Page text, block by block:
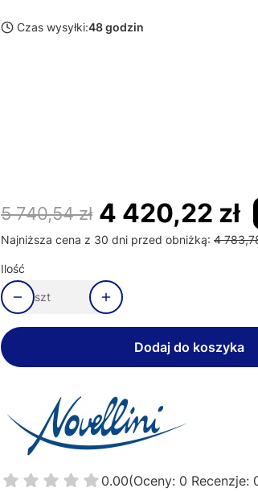
Czas wysyłki:48 godzin
5 740,54 zł 4 420,22 zł
Najniższa cena z 30 dni przed obniżką: 4
Ilość
szt
Dodaj do koszyka
0.00(Oceny: 0 Recenzje: